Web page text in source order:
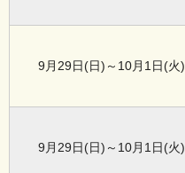
9月29日(日)～10月1日(火)
9月29日(日)～10月1日(火)